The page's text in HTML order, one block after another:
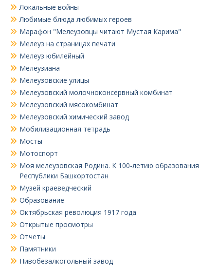
Локальные войны
Любимые блюда любимых героев
Марафон "Мелеузовцы читают Мустая Карима"
Мелеуз на страницах печати
Мелеуз юбилейный
Мелеузиана
Мелеузовские улицы
Мелеузовский молочноконсервный комбинат
Мелеузовский мясокомбинат
Мелеузовский химический завод
Мобилизационная тетрадь
Мосты
Мотоспорт
Моя мелеузовская Родина. К 100-летию образования
Республики Башкортостан
Музей краеведческий
Образование
Октябрьская революция 1917 года
Открытые просмотры
Отчеты
Памятники
Пивобезалкогольный завод